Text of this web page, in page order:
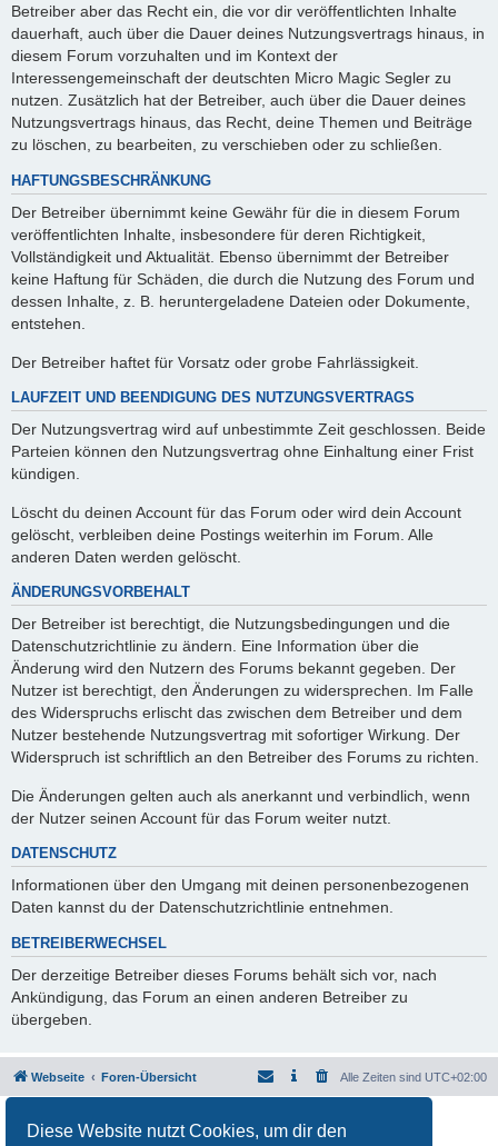
Diese Website nutzt Cookies, um dir den
Betreiber aber das Recht ein, die vor dir veröffentlichten Inhalte
dauerhaft, auch über die Dauer deines Nutzungsvertrags hinaus, in
diesem Forum vorzuhalten und im Kontext der
Interessengemeinschaft der deutschten Micro Magic Segler zu
nutzen. Zusätzlich hat der Betreiber, auch über die Dauer deines
Nutzungsvertrags hinaus, das Recht, deine Themen und Beiträge
zu löschen, zu bearbeiten, zu verschieben oder zu schließen.
HAFTUNGSBESCHRÄNKUNG
Der Betreiber übernimmt keine Gewähr für die in diesem Forum
veröffentlichten Inhalte, insbesondere für deren Richtigkeit,
Vollständigkeit und Aktualität. Ebenso übernimmt der Betreiber
keine Haftung für Schäden, die durch die Nutzung des Forum und
dessen Inhalte, z. B. heruntergeladene Dateien oder Dokumente,
entstehen.
Der Betreiber haftet für Vorsatz oder grobe Fahrlässigkeit.
LAUFZEIT UND BEENDIGUNG DES NUTZUNGSVERTRAGS
Der Nutzungsvertrag wird auf unbestimmte Zeit geschlossen. Beide
Parteien können den Nutzungsvertrag ohne Einhaltung einer Frist
kündigen.
Löscht du deinen Account für das Forum oder wird dein Account
gelöscht, verbleiben deine Postings weiterhin im Forum. Alle
anderen Daten werden gelöscht.
ÄNDERUNGSVORBEHALT
Der Betreiber ist berechtigt, die Nutzungsbedingungen und die
Datenschutzrichtlinie zu ändern. Eine Information über die
Änderung wird den Nutzern des Forums bekannt gegeben. Der
Nutzer ist berechtigt, den Änderungen zu widersprechen. Im Falle
des Widerspruchs erlischt das zwischen dem Betreiber und dem
Nutzer bestehende Nutzungsvertrag mit sofortiger Wirkung. Der
Widerspruch ist schriftlich an den Betreiber des Forums zu richten.
Die Änderungen gelten auch als anerkannt und verbindlich, wenn
der Nutzer seinen Account für das Forum weiter nutzt.
DATENSCHUTZ
Informationen über den Umgang mit deinen personenbezogenen
Daten kannst du der Datenschutzrichtlinie entnehmen.
BETREIBERWECHSEL
Der derzeitige Betreiber dieses Forums behält sich vor, nach
Ankündigung, das Forum an einen anderen Betreiber zu
übergeben.
Webseite Foren-Übersicht Alle Zeiten sind UTC+02:00
Deutsche Übersetzung durchphpBB.de